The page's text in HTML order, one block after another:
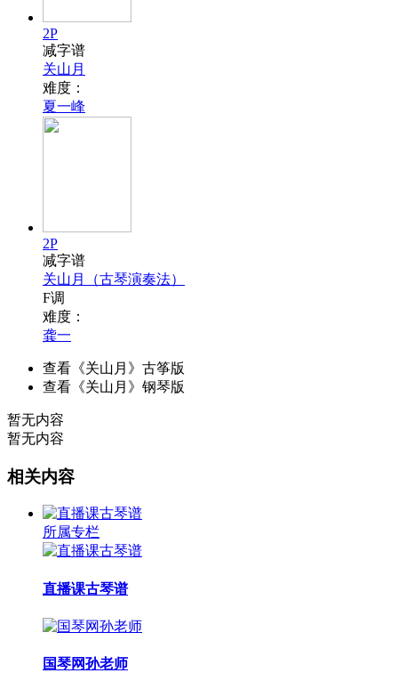
2P
减字谱
关山月
难度：
夏一峰
2P
减字谱
关山月（古琴演奏法）
F调
难度：
龚一
查看《关山月》古筝版
查看《关山月》钢琴版
暂无内容
暂无内容
相关内容
所属专栏
直播课古琴谱
国琴网孙老师